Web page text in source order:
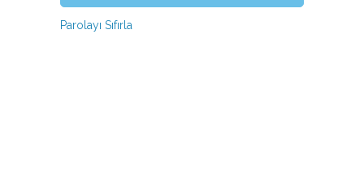
Parolayı Sıfırla